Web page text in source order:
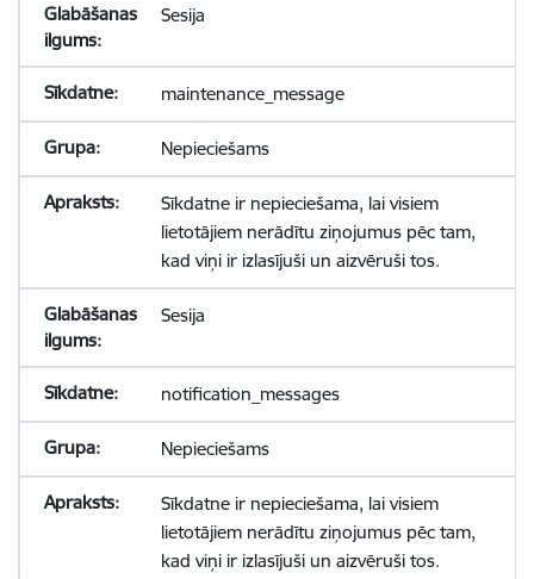
Sesija
maintenance_message
Nepieciešams
Sīkdatne ir nepieciešama, lai visiem
lietotājiem nerādītu ziņojumus pēc tam,
kad viņi ir izlasījuši un aizvēruši tos.
Sesija
notification_messages
Nepieciešams
Sīkdatne ir nepieciešama, lai visiem
lietotājiem nerādītu ziņojumus pēc tam,
kad viņi ir izlasījuši un aizvēruši tos.